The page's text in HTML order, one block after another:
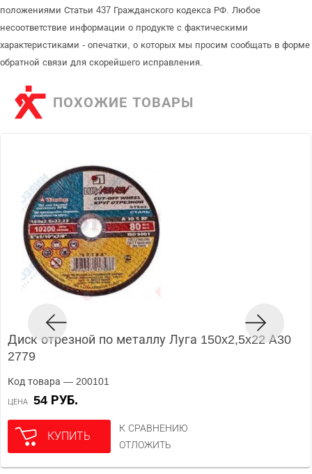
положениями Статьи 437 Гражданского кодекса РФ. Любое
несоответствие информации о продукте с фактическими
характеристиками - опечатки, о которых мы просим сообщать в форме
обратной связи для скорейшего исправления.
ПОХОЖИЕ ТОВАРЫ
Диск отрезной по металлу Луга 150x2,5x22 А30
2779
Код товара — 200101
ЦЕНА 54 РУБ.
КУПИТЬ
К СРАВНЕНИЮ
ОТЛОЖИТЬ